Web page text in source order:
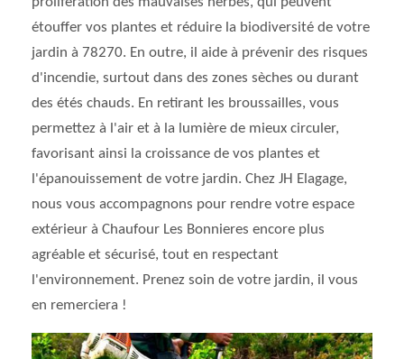
étouffer vos plantes et réduire la biodiversité de votre
jardin à 78270. En outre, il aide à prévenir des risques
d'incendie, surtout dans des zones sèches ou durant
des étés chauds. En retirant les broussailles, vous
permettez à l'air et à la lumière de mieux circuler,
favorisant ainsi la croissance de vos plantes et
l'épanouissement de votre jardin. Chez JH Elagage,
nous vous accompagnons pour rendre votre espace
extérieur à Chaufour Les Bonnieres encore plus
agréable et sécurisé, tout en respectant
l'environnement. Prenez soin de votre jardin, il vous
en remerciera !